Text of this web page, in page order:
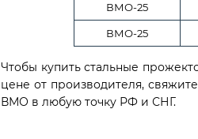
ВМО-25
ВМО-25
Чтобы купить стальные
цене от производителя,
ВМО в любую точку РФ и СНГ.